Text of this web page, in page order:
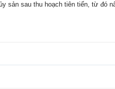
sản sau thu hoạch tiên tiến, từ đó